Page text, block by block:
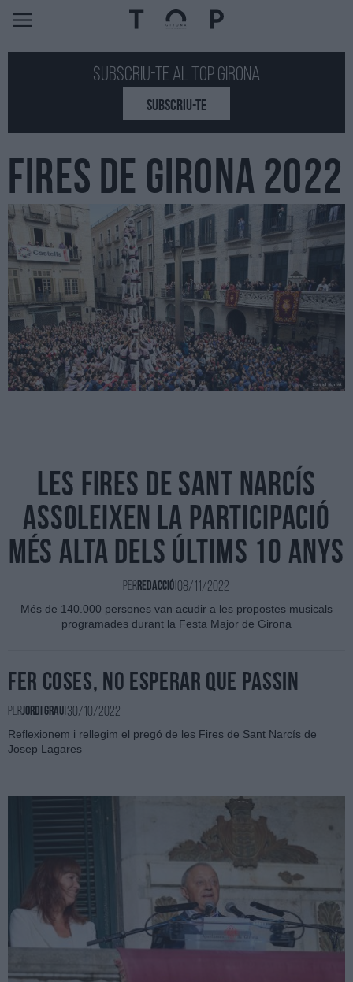
Subscriu-te al Top GIRONA
SUBSCRIU-TE
FIRES DE GIRONA 2022
Les Fires de Sant Narcís
assoleixen la participació
més alta dels últims 10 anys
PerRedacció 08/11/2022
Més de 140.000 persones van acudir a les propostes musicals
programades durant la Festa Major de Girona
Fer coses, no esperar que passin
PerJordi Grau 30/10/2022
Reflexionem i rellegim el pregó de les Fires de Sant Narcís de
Josep Lagares